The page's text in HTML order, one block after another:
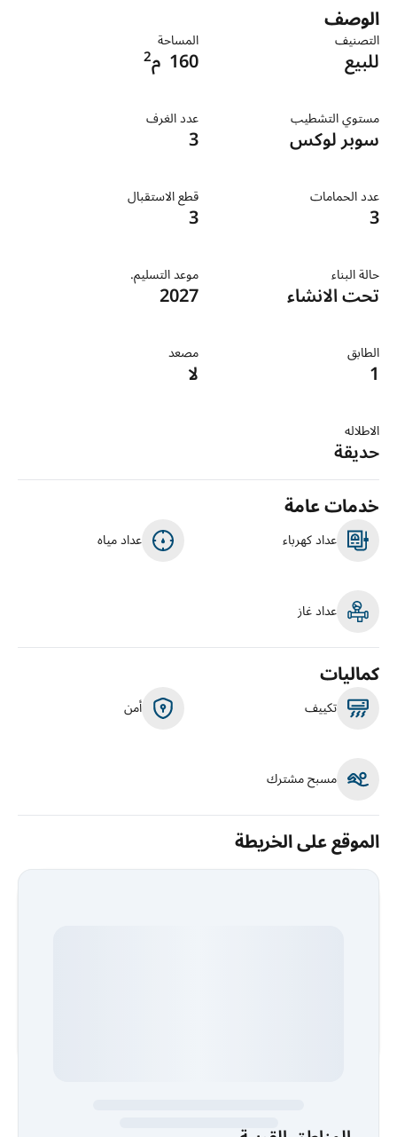
الوصف
التصنيف
للبيع
المساحة
160 م2
مستوي التشطيب
سوبر لوكس
عدد الغرف
3
عدد الحمامات
3
قطع الاستقبال
3
حالة البناء
تحت الانشاء
موعد التسليم.
2027
الطابق
1
مصعد
لا
الاطلاله
حديقة
خدمات عامة
عداد كهرباء عداد مياه
عداد غاز
كماليات
تكييف أمن
مسبح مشترك
الموقع على الخريطة